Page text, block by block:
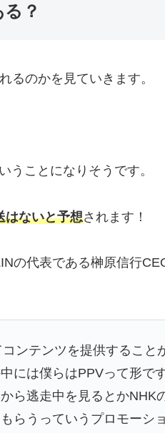
？
るのかを見ていきます。
うことになりそうです。
はないと予想されます！
の代表である榊原信行
ンテンツを提供すること
には僕らはPPVって形で
ら逃走中を見るとかNHK
らうっていうプロモーシ